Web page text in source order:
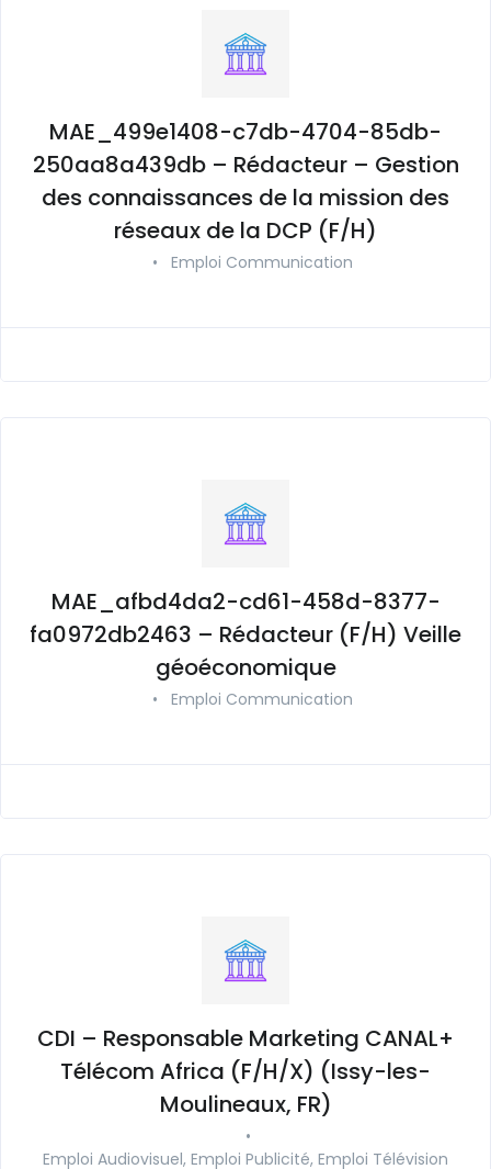
MAE_499e1408-c7db-4704-85db-
250aa8a439db – Rédacteur – Gestion
des connaissances de la mission des
réseaux de la DCP (F/H)
• Emploi Communication
MAE_afbd4da2-cd61-458d-8377-
fa0972db2463 – Rédacteur (F/H) Veille
géoéconomique
• Emploi Communication
CDI – Responsable Marketing CANAL+
Télécom Africa (F/H/X) (Issy-les-
Moulineaux, FR)
•
Emploi Audiovisuel, Emploi Publicité, Emploi Télévision